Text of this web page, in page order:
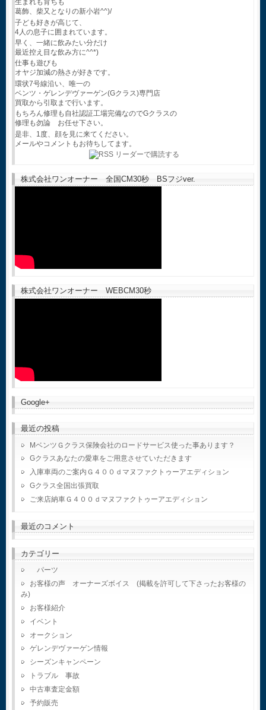
生まれも育ちも
葛飾、柴又となりの新小岩^^)/
子ども好きが高じて、
4人の息子に囲まれています。
早く、一緒に飲みたい分だけ
最近控え目な飲み方に^^*)
仕事も遊びも
オヤジ加減の熱さが好きです。
環状7号線沿い、唯一の
ベンツ・ゲレンデヴァーゲン(Gクラス)専門店
買取から引取まで行います。
もちろん修理も自社認証工場完備なのでGクラスの
修理も勿論 お任せ下さい。
是非、1度、顔を見に来てください。
メールやコメントもお待ちしてます。
株式会社ワンオーナー 全国CM30秒 BSフジver.
株式会社ワンオーナー WEBCM30秒
Google+
最近の投稿
MベンツＧクラス保険会社のロードサービス使った事あります？
Gクラスあなたの愛車をご用意させていただきます
入庫車両のご案内Ｇ４００ｄマヌファクトゥーアエディション
Gクラス全国出張買取
ご来店納車Ｇ４００ｄマヌファクトゥーアエディション
最近のコメント
カテゴリー
パーツ
お客様の声 オーナーズボイス (掲載を許可して下さったお客様の
み)
お客様紹介
イベント
オークション
ゲレンデヴァーゲン情報
シーズンキャンペーン
トラブル 事故
中古車査定金額
予約販売